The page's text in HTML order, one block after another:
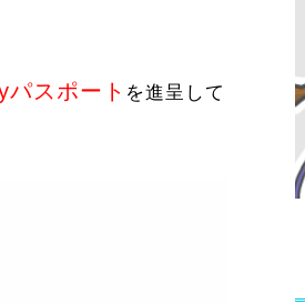
パスポート を進呈して